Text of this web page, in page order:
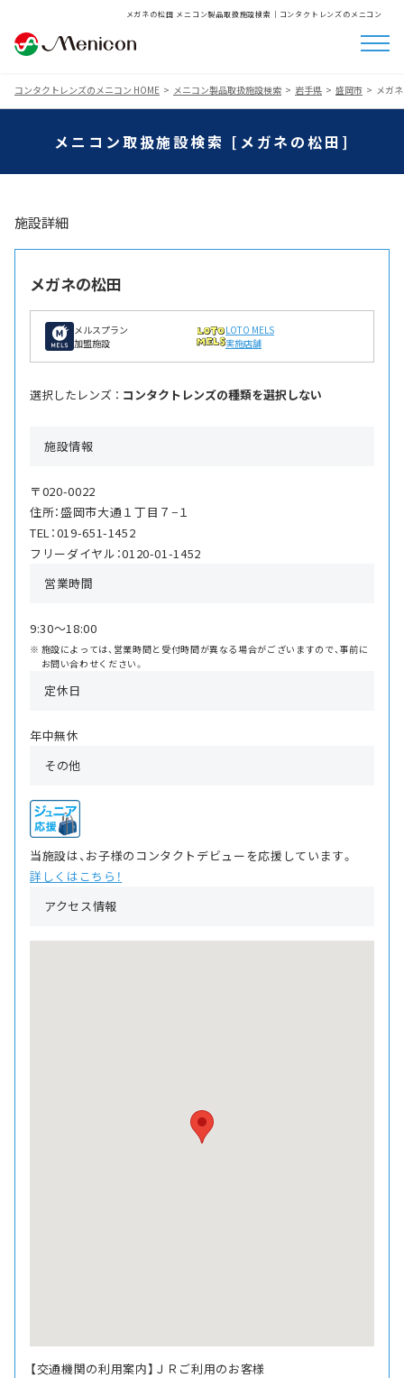
メガネの松田 メニコン製品取扱施設検索│コンタクトレンズのメニコン
コンタクトレンズのメニコン HOME メニコン製品取扱施設検索 岩手県 盛岡市 メガ
メニコン取扱施設検索 [メガネの松田]
施設詳細
メガネの松田
メルスプラン
加盟施設
LOTO MELS
実施店舗
選択したレンズ ： コンタクトレンズの種類を選択しない
施設情報
〒020-0022
住所：盛岡市大通１丁目７−１
TEL：019-651-1452
フリーダイヤル：0120-01-1452
営業時間
9:30〜18:00
施設によっては、営業時間と受付時間が異なる場合がございますので、事前に
お問い合わせください。
定休日
年中無休
その他
当施設は、お子様のコンタクトデビューを応援しています。
詳しくはこちら！
アクセス情報
【交通機関の利用案内】ＪＲご利用のお客様